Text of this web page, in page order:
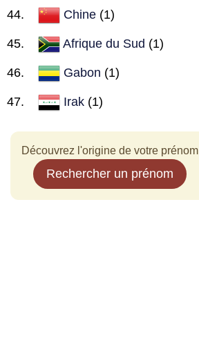
Chine (1)
Afrique du Sud (1)
Gabon (1)
Irak (1)
Découvrez l'origine de votre prénom
Rechercher un prénom